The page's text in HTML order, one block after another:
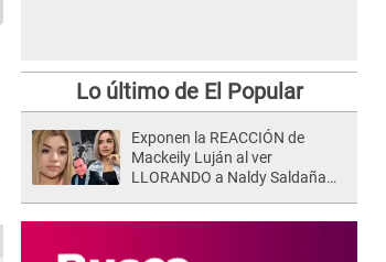
Lo último de El Popular
Exponen la REACCIÓN de
Mackeily Luján al ver
LLORANDO a Naldy Saldaña